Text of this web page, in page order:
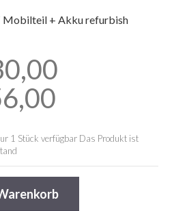
Mobilteil + Akku refurbish
1 Stück verfügbar Das Produkt ist